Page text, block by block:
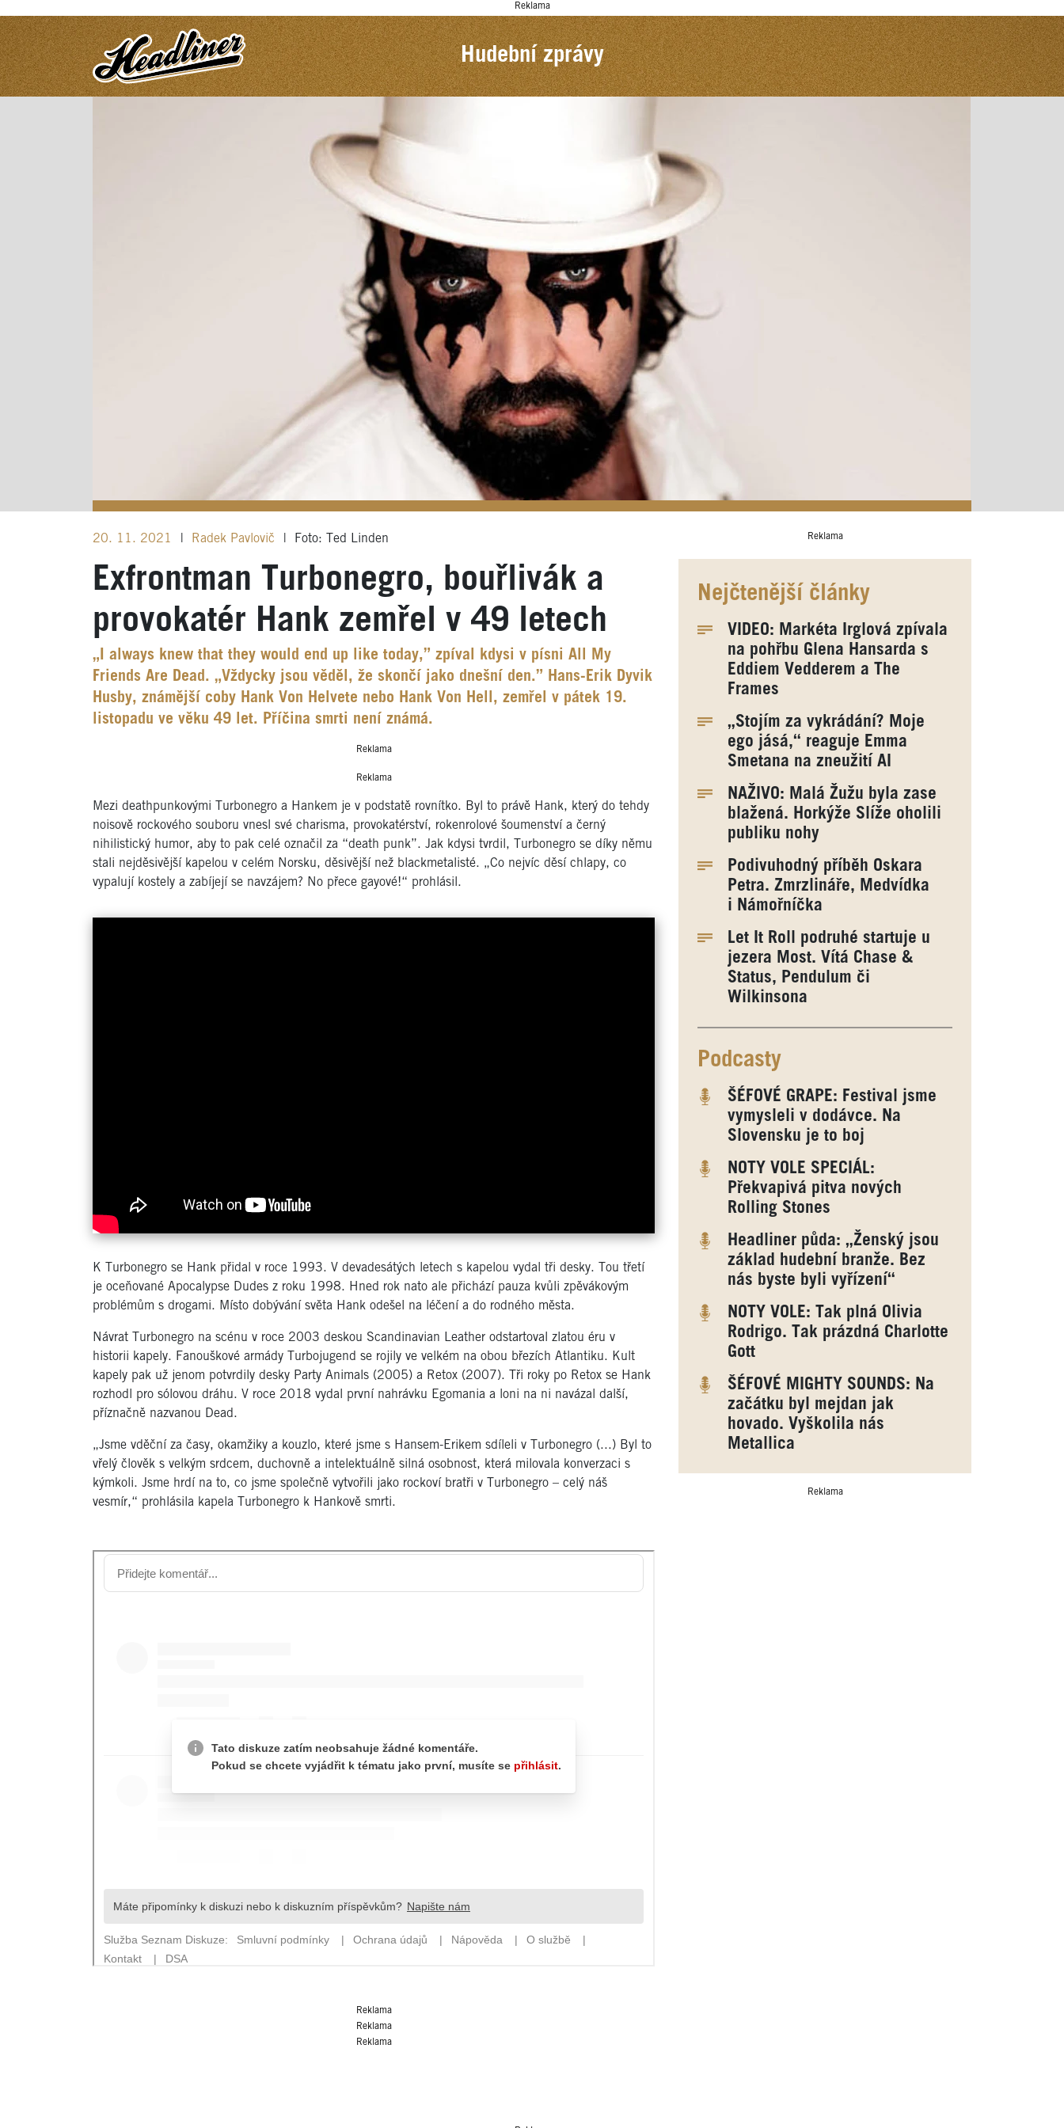
Reklama
Hudební zprávy
20. 11. 2021 Radek Pavlovič Foto: Ted Linden
Exfrontman Turbonegro, bouřlivák a
provokatér Hank zemřel v 49 letech
„I always knew that they would end up like today,” zpíval kdysi v písni All My
Friends Are Dead. „Vždycky jsou věděl, že skončí jako dnešní den.” Hans-Erik Dyvik
Husby, známější coby Hank Von Helvete nebo Hank Von Hell, zemřel v pátek 19.
listopadu ve věku 49 let. Příčina smrti není známá.
Reklama
Reklama
Mezi deathpunkovými Turbonegro a Hankem je v podstatě rovnítko. Byl to právě Hank, který do tehdy
noisově rockového souboru vnesl své charisma, provokatérství, rokenrolové šoumenství a černý
nihilistický humor, aby to pak celé označil za “death punk”. Jak kdysi tvrdil, Turbonegro se díky němu
stali nejděsivější kapelou v celém Norsku, děsivější než blackmetalisté. „Co nejvíc děsí chlapy, co
vypalují kostely a zabíjejí se navzájem? No přece gayové!“ prohlásil.
K Turbonegro se Hank přidal v roce 1993. V devadesátých letech s kapelou vydal tři desky. Tou třetí
je oceňované Apocalypse Dudes z roku 1998. Hned rok nato ale přichází pauza kvůli zpěvákovým
problémům s drogami. Místo dobývání světa Hank odešel na léčení a do rodného města.
Návrat Turbonegro na scénu v roce 2003 deskou Scandinavian Leather odstartoval zlatou éru v
historii kapely. Fanouškové armády Turbojugend se rojily ve velkém na obou březích Atlantiku. Kult
kapely pak už jenom potvrdily desky Party Animals (2005) a Retox (2007). Tři roky po Retox se Hank
rozhodl pro sólovou dráhu. V roce 2018 vydal první nahrávku Egomania a loni na ni navázal další,
příznačně nazvanou Dead.
„Jsme vděční za časy, okamžiky a kouzlo, které jsme s Hansem-Erikem sdíleli v Turbonegro (...) Byl to
vřelý člověk s velkým srdcem, duchovně a intelektuálně silná osobnost, která milovala konverzaci s
kýmkoli. Jsme hrdí na to, co jsme společně vytvořili jako rockoví bratři v Turbonegro – celý náš
vesmír,“ prohlásila kapela Turbonegro k Hankově smrti.
Reklama
Reklama
Reklama
Reklama
Nejčtenější články
VIDEO: Markéta Irglová zpívala
na pohřbu Glena Hansarda s
Eddiem Vedderem a The
Frames
„Stojím za vykrádání? Moje
ego jásá,“ reaguje Emma
Smetana na zneužití AI
NAŽIVO: Malá Žužu byla zase
blažená. Horkýže Slíže oholili
publiku nohy
Podivuhodný příběh Oskara
Petra. Zmrzlináře, Medvídka
i Námořníčka
Let It Roll podruhé startuje u
jezera Most. Vítá Chase &
Status, Pendulum či
Wilkinsona
Podcasty
ŠÉFOVÉ GRAPE: Festival jsme
vymysleli v dodávce. Na
Slovensku je to boj
NOTY VOLE SPECIÁL:
Překvapivá pitva nových
Rolling Stones
Headliner půda: „Ženský jsou
základ hudební branže. Bez
nás byste byli vyřízení“
NOTY VOLE: Tak plná Olivia
Rodrigo. Tak prázdná Charlotte
Gott
ŠÉFOVÉ MIGHTY SOUNDS: Na
začátku byl mejdan jak
hovado. Vyškolila nás
Metallica
Reklama